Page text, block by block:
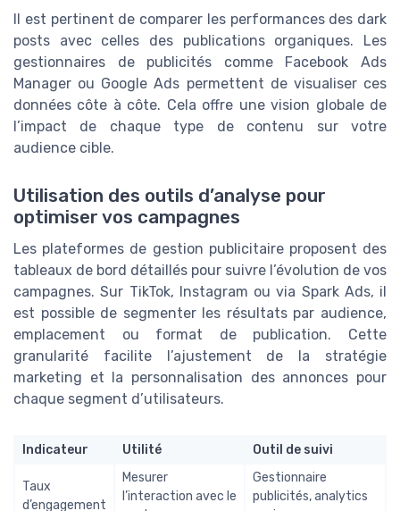
Il est pertinent de comparer les performances des dark
posts avec celles des publications organiques. Les
gestionnaires de publicités comme Facebook Ads
Manager ou Google Ads permettent de visualiser ces
données côte à côte. Cela offre une vision globale de
l’impact de chaque type de contenu sur votre
audience cible.
Utilisation des outils d’analyse pour
optimiser vos campagnes
Les plateformes de gestion publicitaire proposent des
tableaux de bord détaillés pour suivre l’évolution de vos
campagnes. Sur TikTok, Instagram ou via Spark Ads, il
est possible de segmenter les résultats par audience,
emplacement ou format de publication. Cette
granularité facilite l’ajustement de la stratégie
marketing et la personnalisation des annonces pour
chaque segment d’utilisateurs.
Indicateur Utilité Outil de suivi
Taux
d’engagement
Mesurer
l’interaction avec le
Gestionnaire
publicités, analytics